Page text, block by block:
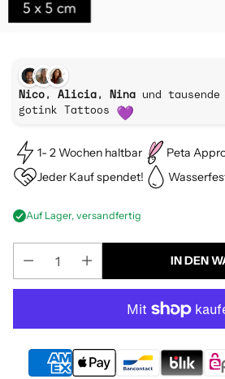
Nico, Alicia, Nina und
gotink Tattoos
1- 2 Wochen haltbar
Peta
Jeder Kauf spendet!
Auf Lager, versandfertig
IN DEN